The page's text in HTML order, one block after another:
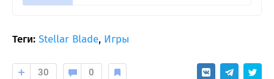
Теги: Stellar Blade, Игры
30 0